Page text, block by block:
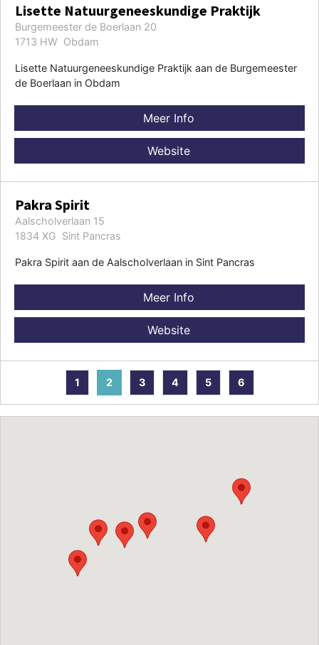
Lisette Natuurgeneeskundige Praktijk
Burgemeester de Boerlaan 20
1713 HW Obdam
Lisette Natuurgeneeskundige Praktijk aan de Burgemeester
de Boerlaan in Obdam
Meer Info
Website
Pakra Spirit
Aalscholverlaan 15
1834 XG Sint Pancras
Pakra Spirit aan de Aalscholverlaan in Sint Pancras
Meer Info
Website
1 2 3 4 5 6